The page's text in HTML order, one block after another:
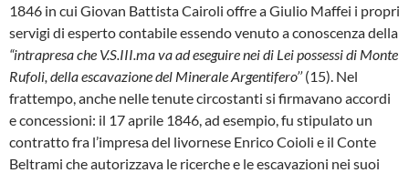
1846 in cui Giovan Battista Cairoli offre a Giulio Maffei i pro­pri
servigi di esperto contabile essendo venu­to a conoscenza della
“intrapresa che V.S.III.ma va ad eseguire nei di Lei possessi di Monte
Rufoli, della escavazione del Mine­rale Argentifero’’(15). Nel
frattempo, anche nelle tenute circostanti si firmavano accordi
e concessioni: il 17 aprile 1846, ad esempio, fu stipulato un
contratto fra l’impresa del livornese Enrico Coioli e il Conte
Beltrami che autoriz­zava le ricerche e le escavazioni nei suoi